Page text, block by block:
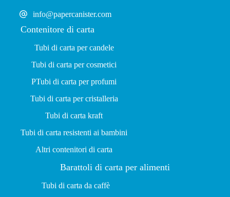
info@papercanister.com
Contenitore di carta
Tubi di carta per candele
Tubi di carta per cosmetici
PTubi di carta per profumi
Tubi di carta per cristalleria
Tubi di carta kraft
Tubi di carta resistenti ai bambini
Altri contenitori di carta
Barattoli di carta per alimenti
Tubi di carta da caffè